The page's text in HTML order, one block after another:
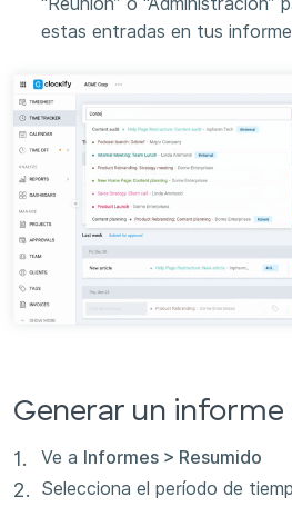
estas entradas en tus
Generar un informe
Ve a Informes > Resumido
Selecciona el período de